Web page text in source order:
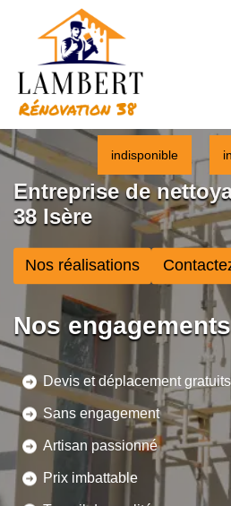
indisponible
Entreprise de
38 Isère
Nos réalisations
Nos engagements
Devis et déplacement gratuits
Sans engagement
Artisan passionné
Prix imbattable